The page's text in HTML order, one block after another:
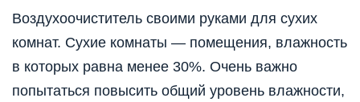
Воздухоочиститель своими руками для сухих
комнат. Сухие комнаты — помещения, влажность
в которых равна менее 30%. Очень важно
попытаться повысить общий уровень влажности,